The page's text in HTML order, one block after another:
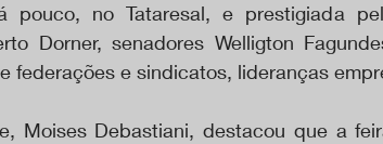
no Tataresal, e prestigiada
Dorner, senadores Welligton
federações e sindicatos, lideranças
Moises Debastiani, destacou que a